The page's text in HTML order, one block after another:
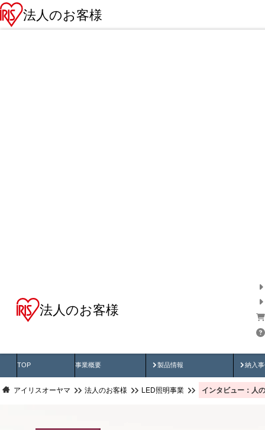
法人のお客様
法人のお客様
TOP 事業概要 製品情報
製品動画 納入
納
アイリスオーヤマ 法人のお客様 LED照明事業 インタビュー：人